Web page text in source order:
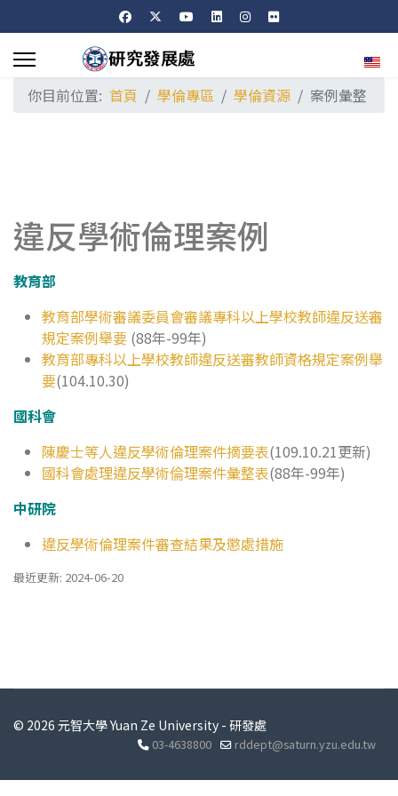
選擇
你目前位置: 首頁 學倫專區 學倫資源 案例彙整
違反學術倫理案例
教育部
教育部學術審議委員會審議專科以上學校教師違反送審
規定案例舉要 (88年-99年)
教育部專科以上學校教師違反送審教師資格規定案例舉
要(104.10.30)
國科會
陳慶士等人違反學術倫理案件摘要表(109.10.21更新)
國科會處理違反學術倫理案件彙整表(88年-99年)
中研院
違反學術倫理案件審查結果及懲處措施
最近更新: 2024-06-20
© 2026 元智大學 Yuan Ze University - 研發處
03-4638800 rddept@saturn.yzu.edu.tw